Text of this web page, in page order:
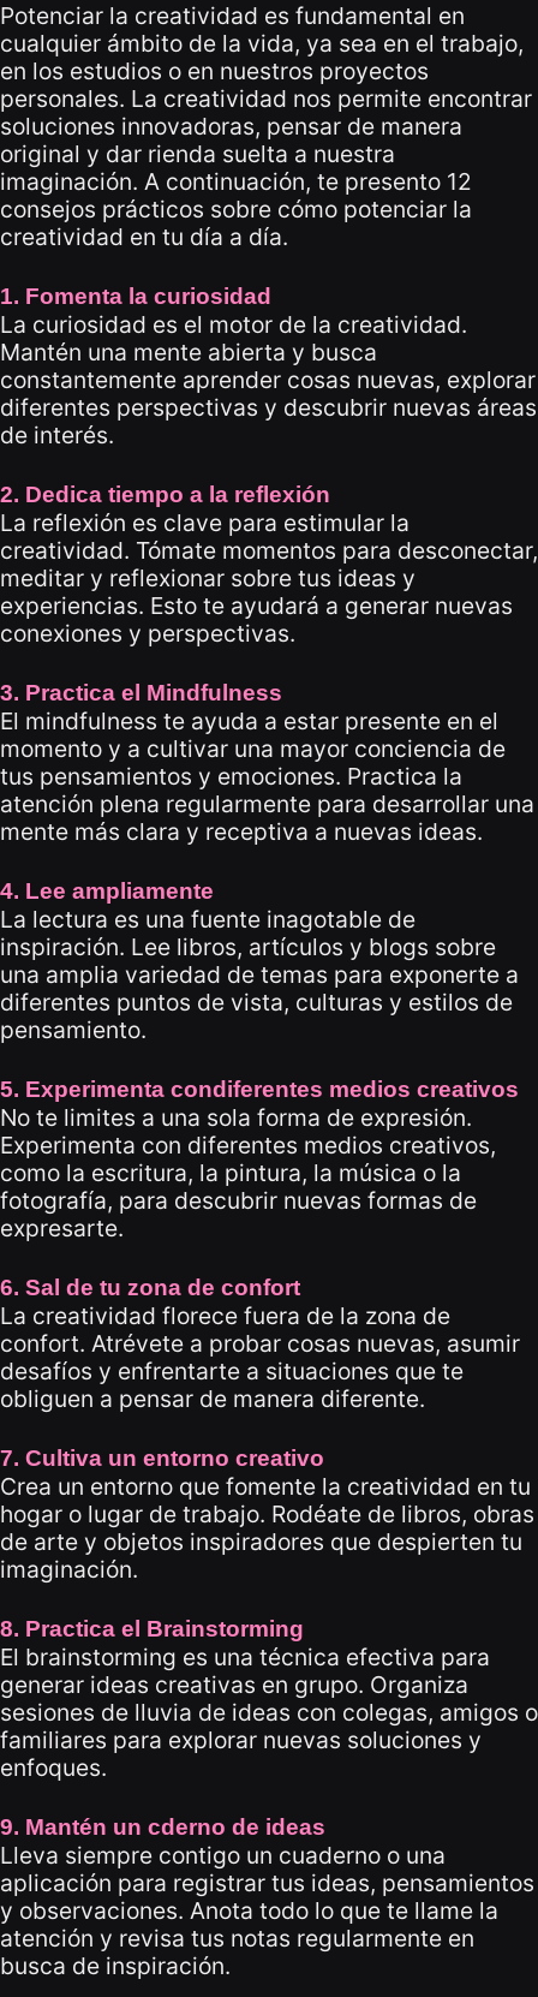
Potenciar la creatividad es fundamental en
cualquier ámbito de la vida, ya sea en el trabajo,
en los estudios o en nuestros proyectos
personales. La creatividad nos permite encontrar
soluciones innovadoras, pensar de manera
original y dar rienda suelta a nuestra
imaginación. A continuación, te presento 12
consejos prácticos sobre cómo potenciar la
creatividad en tu día a día.
1. Fomenta la curiosidad
La curiosidad es el motor de la creatividad.
Mantén una mente abierta y busca
constantemente aprender cosas nuevas, explorar
diferentes perspectivas y descubrir nuevas áreas
de interés.
2. Dedica tiempo a la reflexión
La reflexión es clave para estimular la
creatividad. Tómate momentos para desconectar,
meditar y reflexionar sobre tus ideas y
experiencias. Esto te ayudará a generar nuevas
conexiones y perspectivas.
3. Practica el Mindfulness
El mindfulness te ayuda a estar presente en el
momento y a cultivar una mayor conciencia de
tus pensamientos y emociones. Practica la
atención plena regularmente para desarrollar una
mente más clara y receptiva a nuevas ideas.
4. Lee ampliamente
La lectura es una fuente inagotable de
inspiración. Lee libros, artículos y blogs sobre
una amplia variedad de temas para exponerte a
diferentes puntos de vista, culturas y estilos de
pensamiento.
5. Experimenta condiferentes medios creativos
No te limites a una sola forma de expresión.
Experimenta con diferentes medios creativos,
como la escritura, la pintura, la música o la
fotografía, para descubrir nuevas formas de
expresarte.
6. Sal de tu zona de confort
La creatividad florece fuera de la zona de
confort. Atrévete a probar cosas nuevas, asumir
desafíos y enfrentarte a situaciones que te
obliguen a pensar de manera diferente.
7. Cultiva un entorno creativo
Crea un entorno que fomente la creatividad en tu
hogar o lugar de trabajo. Rodéate de libros, obras
de arte y objetos inspiradores que despierten tu
imaginación.
8. Practica el Brainstorming
El brainstorming es una técnica efectiva para
generar ideas creativas en grupo. Organiza
sesiones de lluvia de ideas con colegas, amigos o
familiares para explorar nuevas soluciones y
enfoques.
9. Mantén un cderno de ideas
Lleva siempre contigo un cuaderno o una
aplicación para registrar tus ideas, pensamientos
y observaciones. Anota todo lo que te llame la
atención y revisa tus notas regularmente en
busca de inspiración.